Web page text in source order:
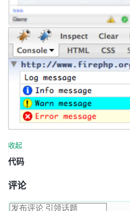
收起
代码
评论